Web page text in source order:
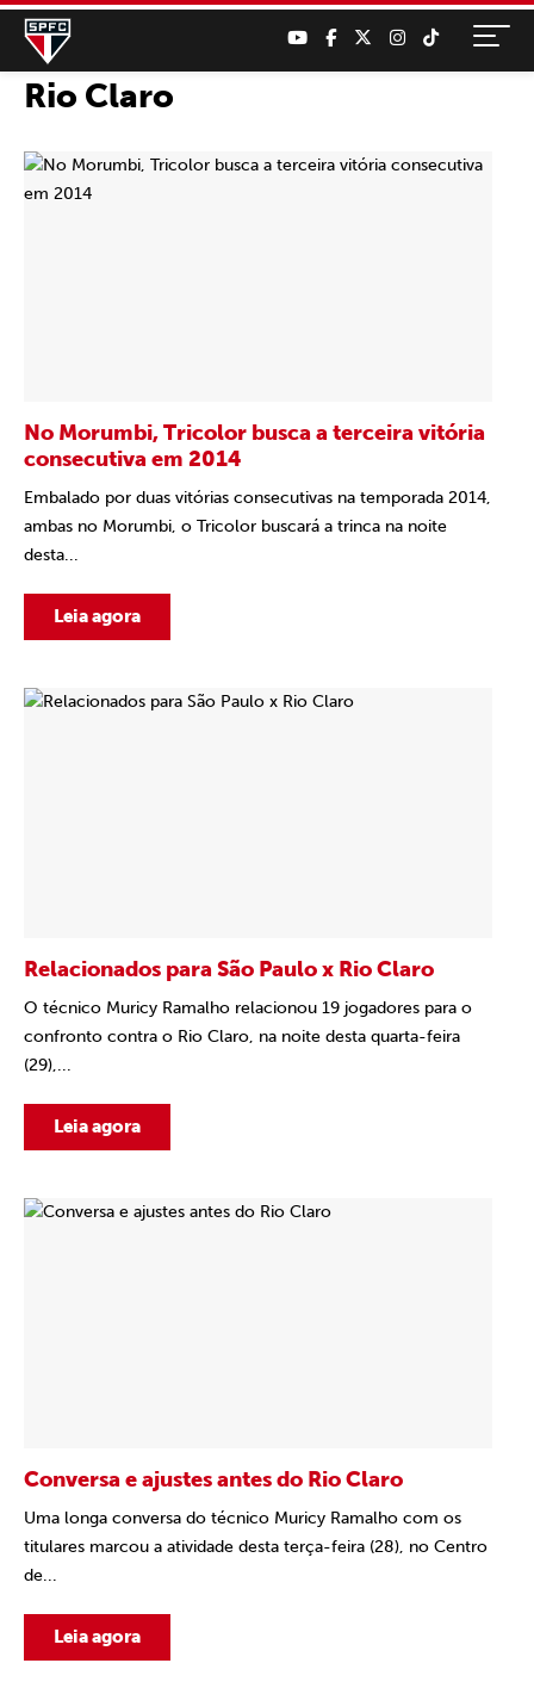
Rio Claro
No Morumbi, Tricolor busca a terceira vitória
consecutiva em 2014
Embalado por duas vitórias consecutivas na temporada 2014,
ambas no Morumbi, o Tricolor buscará a trinca na noite
desta...
Leia agora
Relacionados para São Paulo x Rio Claro
O técnico Muricy Ramalho relacionou 19 jogadores para o
confronto contra o Rio Claro, na noite desta quarta-feira
(29),...
Leia agora
Conversa e ajustes antes do Rio Claro
Uma longa conversa do técnico Muricy Ramalho com os
titulares marcou a atividade desta terça-feira (28), no Centro
de...
Leia agora